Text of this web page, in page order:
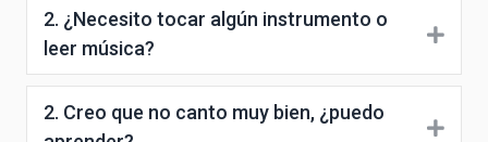
2. ¿Necesito tocar algún instrumento o
leer música?
2. Creo que no canto muy bien, ¿puedo